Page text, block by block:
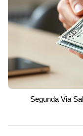
Segunda Via